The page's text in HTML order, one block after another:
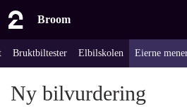
Broom
Bruktbiltester Elbilskolen Eierne
Ny bilvurdering